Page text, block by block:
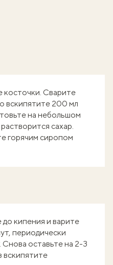
косточки. Сварите
вскипятите 200 мл
на небольшом
сахар.
горячим сиропом
кипения и варите
периодически
оставьте на 2-3
вскипятите